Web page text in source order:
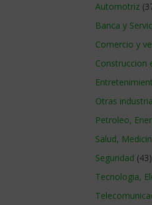
Automotriz
Banca y
Comercio y
Construccion
Otras
Petroleo,
Salud,
Seguridad (43)
Tecnologia,